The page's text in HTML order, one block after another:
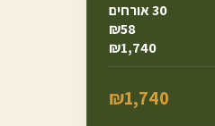
30אורחים
₪58
₪1,740
₪1,740